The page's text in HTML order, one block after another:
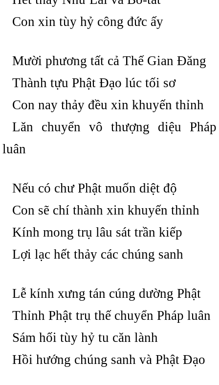
Con xin tùy hỷ công đức ấy
Mười phương tất cả Thế Gian Đăng
Thành tựu Phật Đạo lúc tối sơ
Con nay thảy đều xin khuyến thỉnh
Lăn chuyển vô thượng diệu Pháp
luân
Nếu có chư Phật muốn diệt độ
Con sẽ chí thành xin khuyến thỉnh
Kính mong trụ lâu sát trần kiếp
Lợi lạc hết thảy các chúng sanh
Lễ kính xưng tán cúng dường Phật
Thỉnh Phật trụ thế chuyển Pháp luân
Sám hối tùy hỷ tu căn lành
Hồi hướng chúng sanh và Phật Đạo